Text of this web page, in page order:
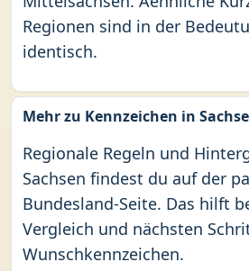
Regionen sind in der
identisch.
Mehr zu Kennzeichen in
Regionale Regeln und
Sachsen findest du auf der
Bundesland-Seite. Das hilft
Vergleich und nächsten
Wunschkennzeichen.